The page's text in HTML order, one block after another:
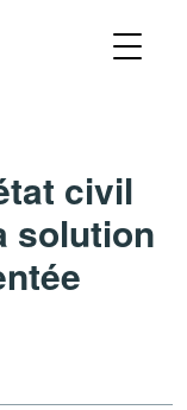
civil
solution